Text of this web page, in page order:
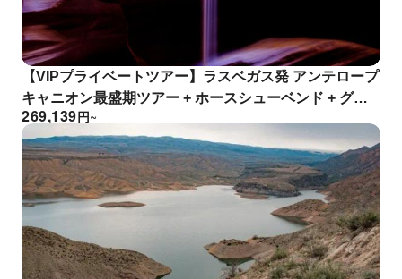
【VIPプライベートツアー】ラスベガス発 アンテロープ
キャニオン最盛期ツアー + ホースシューベンド + グレ
ンキャニオンダム
円
269,139 ~